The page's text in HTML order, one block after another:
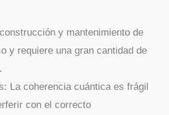
y mantenimiento de
y requiere una gran cantidad de
La coherencia cuántica es frágil
con el correcto